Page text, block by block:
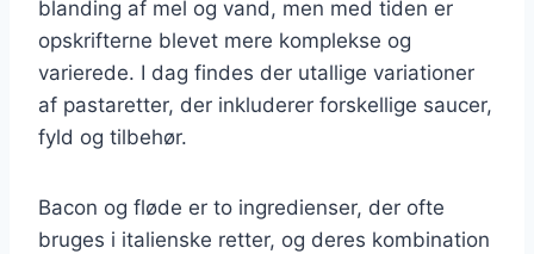
blanding af mel og vand, men med tiden er
opskrifterne blevet mere komplekse og
varierede. I dag findes der utallige variationer
af pastaretter, der inkluderer forskellige saucer,
fyld og tilbehør.
Bacon og fløde er to ingredienser, der ofte
bruges i italienske retter, og deres kombination